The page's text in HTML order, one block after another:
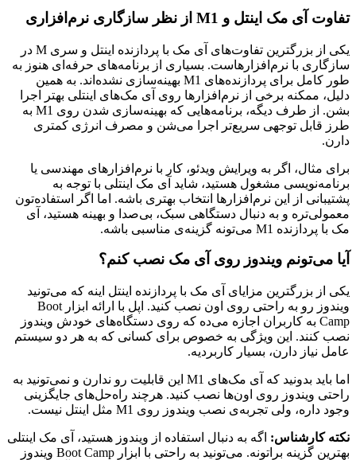
تفاوت آی مک اینتل و M1 از نظر سازگاری نرم‌افزاری
یکی از بزرگترین تفاوت‌های آی مک با پردازنده اینتل و سری M در
سازگاری با نرم‌افزارهاست. بسیاری از برنامه‌های حرفه‌ای هنوز به
طور کامل برای پردازنده‌های M1 بهینه‌سازی نشده‌اند. به همین
دلیل، ممکنه برخی از نرم‌افزارها روی آی مک‌های اینتلی بهتر اجرا
بشن. از طرف دیگه، برنامه‌هایی که بهینه‌سازی شدن روی M1 به
طرز قابل توجهی سریع‌تر اجرا می‌شن و مصرف انرژی کمتری
دارن.
برای مثال، اگر به ویرایش ویدئو، کار با نرم‌افزارهای مهندسی یا
برنامه‌نویسی مشغول هستید، شاید آی مک اینتلی با توجه به
پشتیبانی از این نرم‌افزارها انتخاب بهتری باشه. اما اگر استفاده‌تون
معمولی‌تره و به دنبال دستگاهی سبک، بی‌صدا و بهینه هستید، آی
مک با پردازنده M1 می‌تونه گزینه‌ی مناسبی باشه.
آیا می‌تونم ویندوز روی آی مک نصب کنم؟
یکی از بزرگترین مزایای آی مک با پردازنده اینتل اینه که می‌تونید
ویندوز رو به راحتی روی اون نصب کنید. اپل با ارائه ابزار Boot
Camp به کاربران اجازه می‌ده که روی دستگاه‌های خودش ویندوز
نصب کنند. این ویژگی به خصوص برای کسانی که به هر دو سیستم
عامل نیاز دارن، بسیار کاربردیه.
اما باید بدونید که آی مک‌های M1 این قابلیت رو ندارن و نمی‌تونید به
راحتی ویندوز روی اون‌ها نصب کنید. هرچند راه‌حل‌های جایگزینی
وجود داره، ولی تجربه‌ی نصب ویندوز روی M1 مثل اینتل نیست.
نکته کارشناس: اگه به دنبال استفاده از ویندوز هستید، آی مک اینتلی
بهترین گزینه براتونه. می‌تونید به راحتی با ابزار Boot Camp ویندوز